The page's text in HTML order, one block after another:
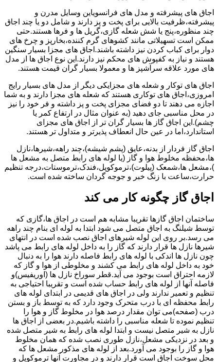
اجاق های پیشرفته و مدل های فرانسویاین وسایل مدرن و
پیشرفته،ظرفیت بالایی برای پخت و پز دارند و شامل دو یا چند اجاق
چند منظوره،پنج یا شش شعله گازی،گریل ها و فرها هستند.حتی
ممکن است تسهیلاتی مانند کشوهای گرم کننده،بخارپز و چرخ های
دوار برای کباب کردن نیز داشته باشند.اجاق های مجزا بسیار سنگین
هستند و نیاز به کفپوش های محکم نیز دارند.این نوع اجاق ها از مدل
های مورد علاقه سرآشپز ها و معمولا بسیار گران قیمت هستند.
اجاق های توکار و شعله های مجزایکی دیگر از مدل های بسیار رایج
امروزی،اجاق های توکاری هستند که شعله های مجزا دارند و به شما
اجازه می دهند تا دو فضای مجزای پخت و پز داشته و فر خود را نیز
در محل مناسبی جای دهید (به عنوان مثال در ارتفاع کمر یا
چشم).این اجاق گاز ها بسیار گران تر از اجاق های مجزای
استاندارد،اما در عین حال انعطاف پذیرتر و متداول تر هستند.
اجاق گاز فردار از بدنه،عایق (پشم شیشه)،چند راهه،شیرها،نازل
ها،محفظه مخلوط هوا و گاز (یا لوله های رابط متصل به مشعل ها
)،مشعل ها،شمعک (پیلوت)،ترموکوپل،فندک،ترموستات،درجه تنظیم
حرارت،ساعت با زنگ خبر و جوجه گردان ساخته شده است.
اجاق گاز چگونه کار می کند
ساختمان اجاق گازها تقریبا مشابه هم است در اجاق ها،گازی که
توسط شیلنگ به اجاق متصل می شود ابتدا به لوله ای بنام چند راهه
می رسد.بر روی این لوله شیرهای اجاق نصب شده است در انتهای
شیرها نازل ها قرار دارند که گاز را به داخل لوله های رابط می پاشد
چون نازل ها اندکی با لوله های رابط فاصله دارند هوا را به دنبال
خود به داخل لوله های رابط می کشند و مخلوطی از هوا و گاز که
لازمه احتراق است بوجود می آید.قطر سوراخ نازل ها (اوریفیس)و
فاصله آنها از لوله های رابط حساب شده است و تقریبا احتیاجی به
تنظیم و تعمیر ندارند ولی در اجاق های قدیمی در ابتدای لوله های
رابط محفظه ای با درب متحرک وجود دارد که به توسط باز و بستن
درب (صفحه)می توان مقدار درصد هوا در مخلوط گاز و هوا را
تنظیم نموده تا شعله مناسبی را داشته باشیم.در بعضی از اجاق ها
نازل به شیر متصل نیست و ابتدا لوله های رابط به شیر متصل شده
و بعد در نزدیکی مشعل،نازل طوری نصب شده که همان مخلوط
هوا و گاز را بوجود می آورد.بعد از لوله های مذکور مشعل ها که
محل سوخت اجاق است قرار دارند و در مجاورت آنها ترموکوپل و